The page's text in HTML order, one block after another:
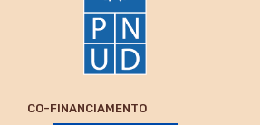
CO-FINANCIAMENTO